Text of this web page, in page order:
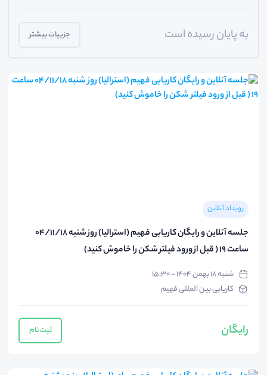
به پایان رسیده است جزییات بیشتر
رویداد آنلاین
جلسه آنلاین و رایگان کاریابی فهیم (استرالیا) روز شنبه 04/11/18
ساعت 19 ( قبل از ورود فیلتر شکن را خاموش کنید)
شنبه ۱۸ بهمن ۱۴۰۴ - ۱۵:۳۰
کاریابی بین المللی فهیم
رایگان ثبت نام